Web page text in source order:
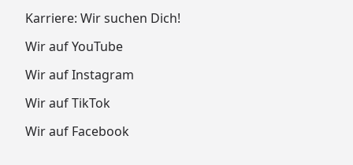
Karriere: Wir suchen Dich!
Wir auf YouTube
Wir auf Instagram
Wir auf TikTok
Wir auf Facebook